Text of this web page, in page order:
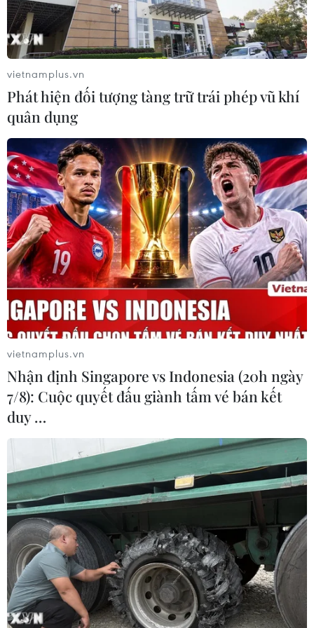
Vinachem đã báo cáo Bộ Công an vụ việc
ông Vũ Đình Duy đi nước ngoài
05/11/2016 04:39
Theo Thứ trưởng Hoàng Quốc Vượng, việc tự ý nghỉ việc
đi nước ngoài của ông Vũ Đình Duy là trái với quy định,
hiện Vinachem đã báo cáo lên Bộ Công Thương và Bộ
Công an.
Lãnh đạo Vinachem mất tích, Tập đoàn
vietnamplus.vn
Phát hiện đối tượng tàng trữ trái phép vũ khí
quân dụng
vietnamplus.vn
Nhận định Singapore vs Indonesia (20h ngày
7/8): Cuộc quyết đấu giành tấm vé bán kết
duy …